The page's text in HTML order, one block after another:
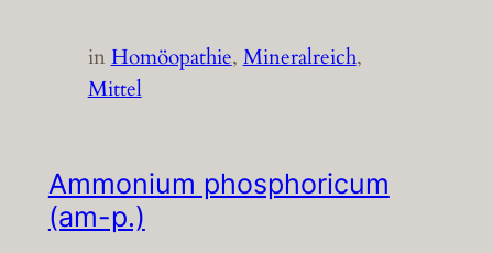
inHomöopathie, Mineralreich
Mittel
Ammonium phosphoricum
(am-p.)